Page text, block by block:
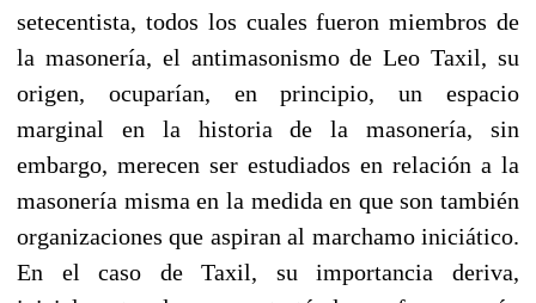
setecentista, todos los cuales fueron miembros de
la masonería, el antimasonismo de Leo Taxil, su
origen, ocuparían, en principio, un espacio
marginal en la historia de la masonería, sin
embargo, merecen ser estudiados en relación a la
masonería misma en la medida en que son también
organizaciones que aspiran al marchamo iniciático.
En el caso de Taxil, su importancia deriva,